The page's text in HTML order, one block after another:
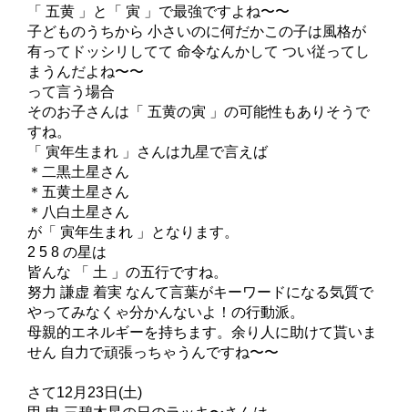
「 五黄 」と「 寅 」で最強ですよね〜〜
子どものうちから 小さいのに何だかこの子は風格が
有ってドッシリしてて 命令なんかして つい従ってし
まうんだよね〜〜
って言う場合
そのお子さんは「 五黄の寅 」の可能性もありそうで
すね。
「 寅年生まれ 」さんは九星で言えば
＊二黒土星さん
＊五黄土星さん
＊八白土星さん
が「 寅年生まれ 」となります。
2 5 8 の星は
皆んな 「 土 」の五行ですね。
努力 謙虚 着実 なんて言葉がキーワードになる気質で
やってみなくゃ分かんないよ！の行動派。
母親的エネルギーを持ちます。余り人に助けて貰いま
せん 自力で頑張っちゃうんですね〜〜
さて12月23日(土)